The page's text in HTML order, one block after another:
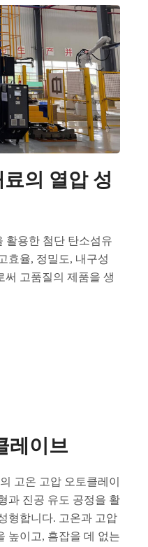
의 열압 성
활용한 첨단 탄소섬유
효율, 정밀도, 내구성
써 고품질의 제품을 생
레이브
고온 고압 오토클레이
과 진공 유도 공정을 활
형합니다. 고온과 고압
높이고, 흠잡을 데 없는